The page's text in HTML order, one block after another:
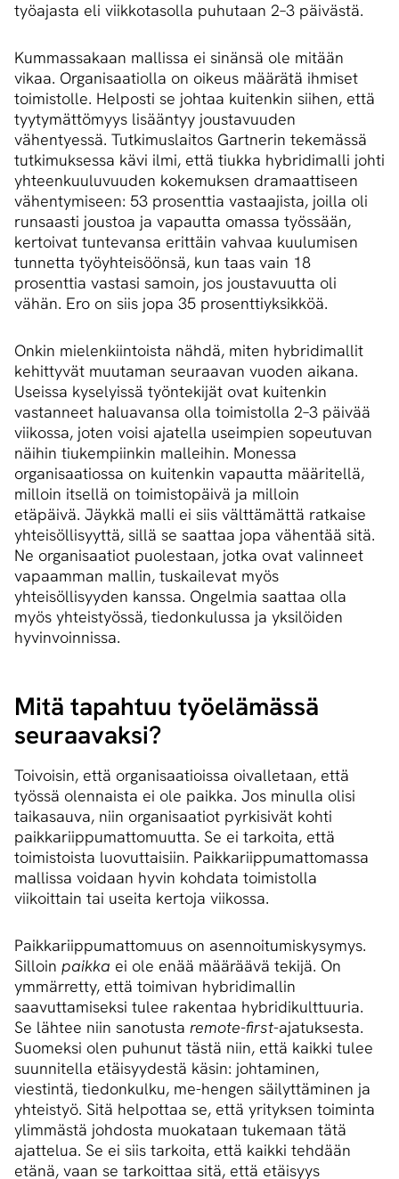
työajasta eli viikkotasolla puhutaan 2–3 päivästä.
Kummassakaan mallissa ei sinänsä ole mitään
vikaa. Organisaatiolla on oikeus määrätä ihmiset
toimistolle. Helposti se johtaa kuitenkin siihen, että
tyytymättömyys lisääntyy joustavuuden
vähentyessä. Tutkimuslaitos Gartnerin tekemässä
tutkimuksessa kävi ilmi, että tiukka hybridimalli johti
yhteenkuuluvuuden kokemuksen dramaattiseen
vähentymiseen: 53 prosenttia vastaajista, joilla oli
runsaasti joustoa ja vapautta omassa työssään,
kertoivat tuntevansa erittäin vahvaa kuulumisen
tunnetta työyhteisöönsä, kun taas vain 18
prosenttia vastasi samoin, jos joustavuutta oli
vähän. Ero on siis jopa 35 prosenttiyksikköä.
Onkin mielenkiintoista nähdä, miten hybridimallit
kehittyvät muutaman seuraavan vuoden aikana.
Useissa kyselyissä työntekijät ovat kuitenkin
vastanneet haluavansa olla toimistolla 2–3 päivää
viikossa, joten voisi ajatella useimpien sopeutuvan
näihin tiukempiinkin malleihin. Monessa
organisaatiossa on kuitenkin vapautta määritellä,
milloin itsellä on toimistopäivä ja milloin
etäpäivä. Jäykkä malli ei siis välttämättä ratkaise
yhteisöllisyyttä, sillä se saattaa jopa vähentää sitä.
Ne organisaatiot puolestaan, jotka ovat valinneet
vapaamman mallin, tuskailevat myös
yhteisöllisyyden kanssa. Ongelmia saattaa olla
myös yhteistyössä, tiedonkulussa ja yksilöiden
hyvinvoinnissa.
Mitä tapahtuu työelämässä
seuraavaksi?
Toivoisin, että organisaatioissa oivalletaan, että
työssä olennaista ei ole paikka. Jos minulla olisi
taikasauva, niin organisaatiot pyrkisivät kohti
paikkariippumattomuutta. Se ei tarkoita, että
toimistoista luovuttaisiin. Paikkariippumattomassa
mallissa voidaan hyvin kohdata toimistolla
viikoittain tai useita kertoja viikossa.
Paikkariippumattomuus on asennoitumiskysymys.
Silloin paikka ei ole enää määräävä tekijä. On
ymmärretty, että toimivan hybridimallin
saavuttamiseksi tulee rakentaa hybridikulttuuria.
Se lähtee niin sanotusta remote-first-ajatuksesta.
Suomeksi olen puhunut tästä niin, että kaikki tulee
suunnitella etäisyydestä käsin: johtaminen,
viestintä, tiedonkulku, me-hengen säilyttäminen ja
yhteistyö. Sitä helpottaa se, että yrityksen toiminta
ylimmästä johdosta muokataan tukemaan tätä
ajattelua. Se ei siis tarkoita, että kaikki tehdään
etänä, vaan se tarkoittaa sitä, että etäisyys